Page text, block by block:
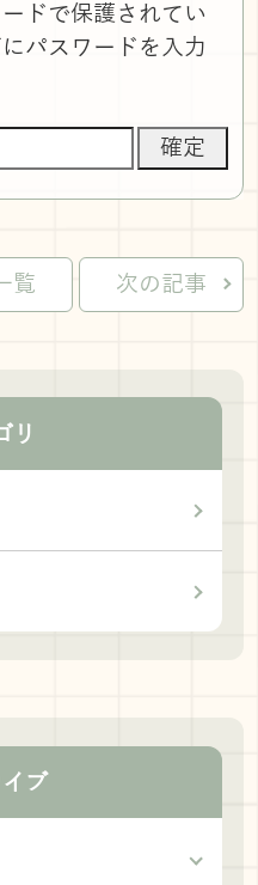
ドで保護されてい
パスワードを入力
覧 次の記事
リ
ブ